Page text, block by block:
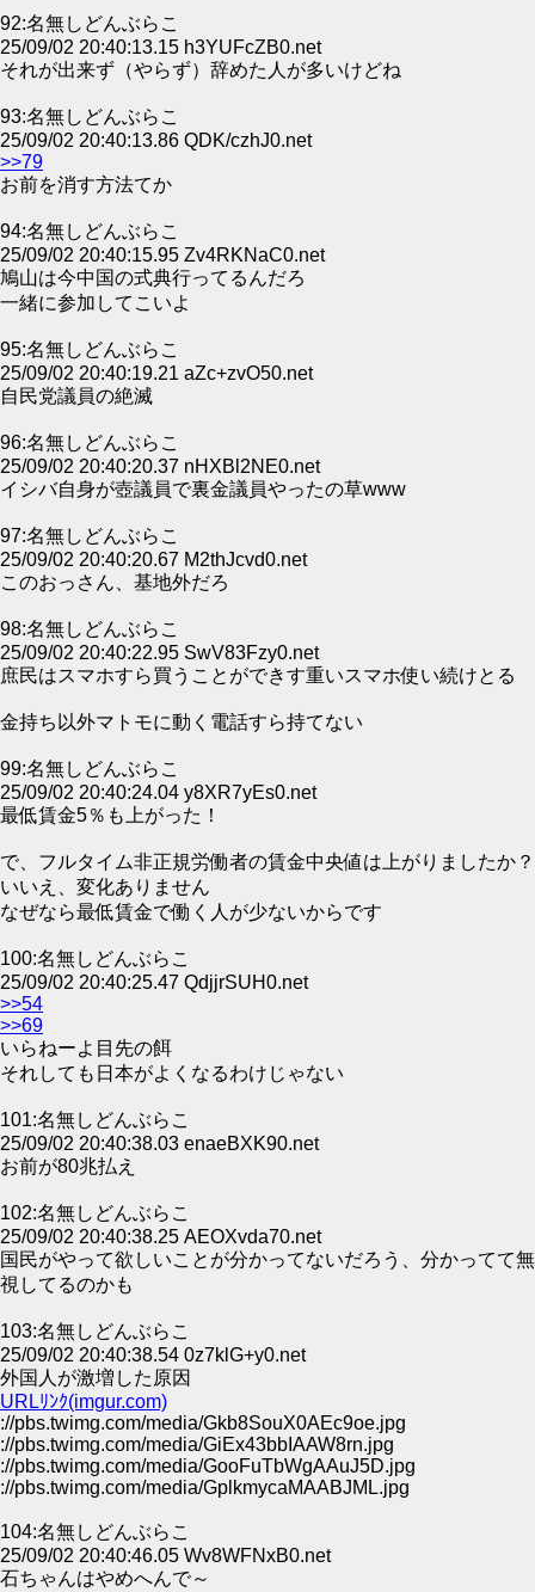
92:名無しどんぶらこ
25/09/02 20:40:13.15 h3YUFcZB0.net
それが出来ず（やらず）辞めた人が多いけどね
93:名無しどんぶらこ
25/09/02 20:40:13.86 QDK/czhJ0.net
>>79
お前を消す方法てか
94:名無しどんぶらこ
25/09/02 20:40:15.95 Zv4RKNaC0.net
鳩山は今中国の式典行ってるんだろ
一緒に参加してこいよ
95:名無しどんぶらこ
25/09/02 20:40:19.21 aZc+zvO50.net
自民党議員の絶滅
96:名無しどんぶらこ
25/09/02 20:40:20.37 nHXBl2NE0.net
イシバ自身が壺議員で裏金議員やったの草www
97:名無しどんぶらこ
25/09/02 20:40:20.67 M2thJcvd0.net
このおっさん、基地外だろ
98:名無しどんぶらこ
25/09/02 20:40:22.95 SwV83Fzy0.net
庶民はスマホすら買うことができす重いスマホ使い続けとる
金持ち以外マトモに動く電話すら持てない
99:名無しどんぶらこ
25/09/02 20:40:24.04 y8XR7yEs0.net
最低賃金5％も上がった！
で、フルタイム非正規労働者の賃金中央値は上がりましたか？
いいえ、変化ありません
なぜなら最低賃金で働く人が少ないからです
100:名無しどんぶらこ
25/09/02 20:40:25.47 QdjjrSUH0.net
>>54
>>69
いらねーよ目先の餌
それしても日本がよくなるわけじゃない
101:名無しどんぶらこ
25/09/02 20:40:38.03 enaeBXK90.net
お前が80兆払え
102:名無しどんぶらこ
25/09/02 20:40:38.25 AEOXvda70.net
国民がやって欲しいことが分かってないだろう、分かってて無
視してるのかも
103:名無しどんぶらこ
25/09/02 20:40:38.54 0z7klG+y0.net
外国人が激増した原因
URLﾘﾝｸ(imgur.com)
://pbs.twimg.com/media/Gkb8SouX0AEc9oe.jpg
://pbs.twimg.com/media/GiEx43bbIAAW8rn.jpg
://pbs.twimg.com/media/GooFuTbWgAAuJ5D.jpg
://pbs.twimg.com/media/GplkmycaMAABJML.jpg
104:名無しどんぶらこ
25/09/02 20:40:46.05 Wv8WFNxB0.net
石ちゃんはやめへんで～